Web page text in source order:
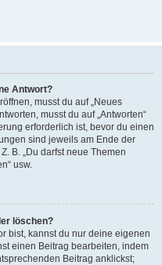
Antwort?
musst du auf „Neues
musst du auf „Antworten“
erforderlich ist, bevor du einen
sind jeweils am Ende der
B. „Du darfst neue Themen
usw.
löschen?
bist, kannst du nur deine eigenen
einen Beitrag bearbeiten, indem
Beitrag anklickst;